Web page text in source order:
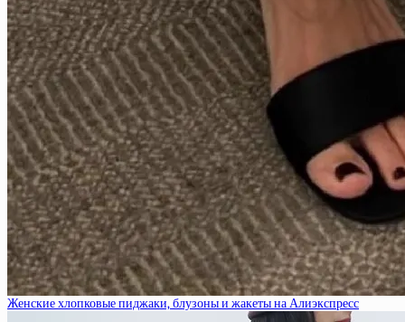
Женские хлопковые пиджаки, блузоны и жакеты на Алиэкспресс